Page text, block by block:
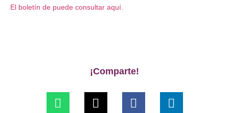
El boletín de puede consultar aquí.
¡Comparte!